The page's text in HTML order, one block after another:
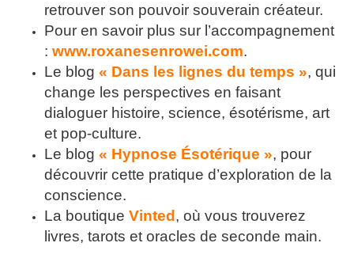
retrouver son pouvoir souverain créateur.
Pour en savoir plus sur l’accompagnement
: www.roxanesenrowei.com.
Le blog « Dans les lignes du temps », qui
change les perspectives en faisant
dialoguer histoire, science, ésotérisme, art
et pop-culture.
Le blog « Hypnose Ésotérique », pour
découvrir cette pratique d’exploration de la
conscience.
La boutique Vinted , où vous trouverez
livres, tarots et oracles de seconde main.